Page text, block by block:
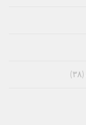
(۳۸)